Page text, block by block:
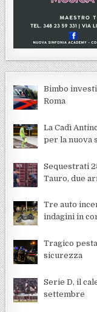
Bimbo
Roma
La Cadì
per la nuova
Sequestrati
Tauro, due
Tre auto
indagini in
Tragico
sicurezza
Serie D, il
settembre